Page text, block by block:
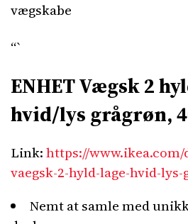
vægskabe
“`
ENHET Vægsk 2
hvid/lys grågrøn,
Link:https://
vaegsk-2-hyld-lage-hvid-lys-
Nemt at samle med